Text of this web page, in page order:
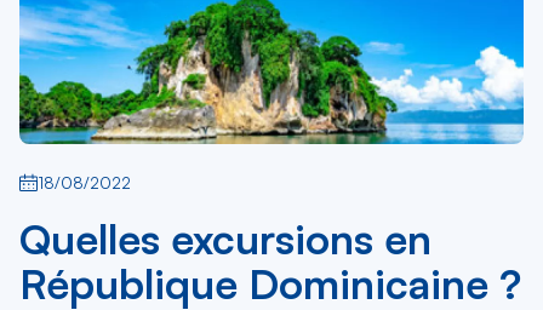
18/08/2022
Quelles excursions en
République Dominicaine ?